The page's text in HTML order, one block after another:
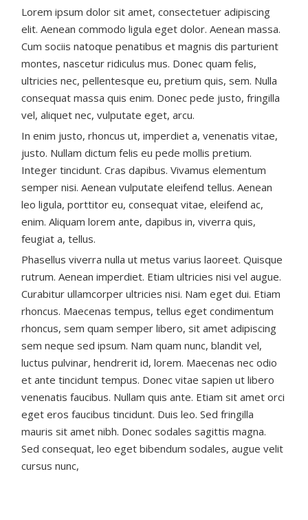
Lorem ipsum dolor sit amet, consectetuer adipiscing
elit. Aenean commodo ligula eget dolor. Aenean massa.
Cum sociis natoque penatibus et magnis dis parturient
montes, nascetur ridiculus mus. Donec quam felis,
ultricies nec, pellentesque eu, pretium quis, sem. Nulla
consequat massa quis enim. Donec pede justo, fringilla
vel, aliquet nec, vulputate eget, arcu.
In enim justo, rhoncus ut, imperdiet a, venenatis vitae,
justo. Nullam dictum felis eu pede mollis pretium.
Integer tincidunt. Cras dapibus. Vivamus elementum
semper nisi. Aenean vulputate eleifend tellus. Aenean
leo ligula, porttitor eu, consequat vitae, eleifend ac,
enim. Aliquam lorem ante, dapibus in, viverra quis,
feugiat a, tellus.
Phasellus viverra nulla ut metus varius laoreet. Quisque
rutrum. Aenean imperdiet. Etiam ultricies nisi vel augue.
Curabitur ullamcorper ultricies nisi. Nam eget dui. Etiam
rhoncus. Maecenas tempus, tellus eget condimentum
rhoncus, sem quam semper libero, sit amet adipiscing
sem neque sed ipsum. Nam quam nunc, blandit vel,
luctus pulvinar, hendrerit id, lorem. Maecenas nec odio
et ante tincidunt tempus. Donec vitae sapien ut libero
venenatis faucibus. Nullam quis ante. Etiam sit amet orci
eget eros faucibus tincidunt. Duis leo. Sed fringilla
mauris sit amet nibh. Donec sodales sagittis magna.
Sed consequat, leo eget bibendum sodales, augue velit
cursus nunc,